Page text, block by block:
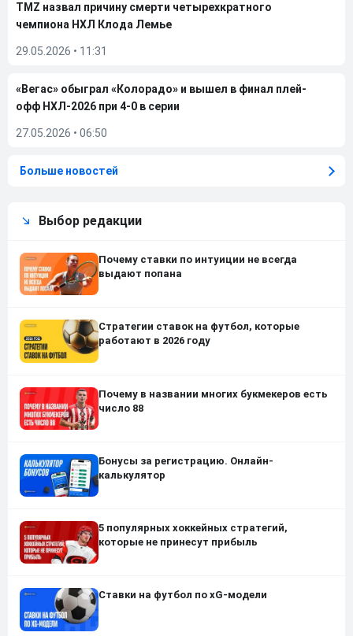
TMZ назвал причину смерти четырехкратного
чемпиона НХЛ Клода Лемье
29.05.2026 • 11:31
«Вегас» обыграл «Колорадо» и вышел в финал плей-
офф НХЛ-2026 при 4-0 в серии
27.05.2026 • 06:50
Больше новостей
Выбор редакции
Почему ставки по интуиции не всегда
выдают попана
Стратегии ставок на футбол, которые
работают в 2026 году
Почему в названии многих букмекеров есть
число 88
Бонусы за регистрацию. Онлайн-
калькулятор
5 популярных хоккейных стратегий,
которые не принесут прибыль
Ставки на футбол по xG-модели